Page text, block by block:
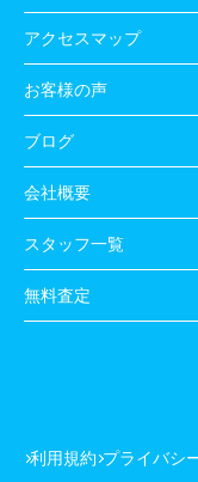
アクセスマップ
お客様の声
ブログ
会社概要
スタッフ一覧
無料査定
利用規約 プライバシ